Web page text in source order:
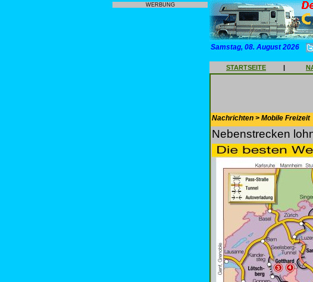
WERBUNG
Samstag, 08. August 2026
STARTSEITE |
Nachrichten > Mobile Freizeit
Nebenstrecken